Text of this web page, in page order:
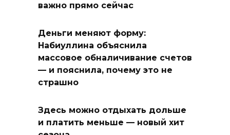
важно прямо сейчас
Деньги меняют форму:
Набиуллина объяснила
массовое обналичивание счетов
— и пояснила, почему это не
страшно
Здесь можно отдыхать дольше
и платить меньше — новый хит